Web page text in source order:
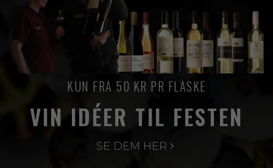
KUN FRA 50 KR PR FLASKE
VIN IDÉER TIL FESTEN
SE DEM HER